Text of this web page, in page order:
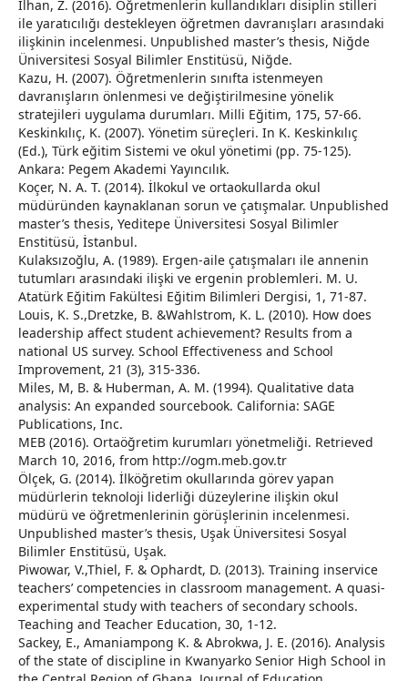
İlhan, Z. (2016). Öğretmenlerin kullandıkları disiplin stilleri
ile yaratıcılığı destekleyen öğretmen davranışları arasındaki
ilişkinin incelenmesi. Unpublished master’s thesis, Niğde
Üniversitesi Sosyal Bilimler Enstitüsü, Niğde.
Kazu, H. (2007). Öğretmenlerin sınıfta istenmeyen
davranışların önlenmesi ve değiştirilmesine yönelik
stratejileri uygulama durumları. Milli Eğitim, 175, 57-66.
Keskinkılıç, K. (2007). Yönetim süreçleri. In K. Keskinkılıç
(Ed.), Türk eğitim Sistemi ve okul yönetimi (pp. 75-125).
Ankara: Pegem Akademi Yayıncılık.
Koçer, N. A. T. (2014). İlkokul ve ortaokullarda okul
müdüründen kaynaklanan sorun ve çatışmalar. Unpublished
master’s thesis, Yeditepe Üniversitesi Sosyal Bilimler
Enstitüsü, İstanbul.
Kulaksızoğlu, A. (1989). Ergen-aile çatışmaları ile annenin
tutumları arasındaki ilişki ve ergenin problemleri. M. U.
Atatürk Eğitim Fakültesi Eğitim Bilimleri Dergisi, 1, 71-87.
Louis, K. S.,Dretzke, B. &Wahlstrom, K. L. (2010). How does
leadership affect student achievement? Results from a
national US survey. School Effectiveness and School
Improvement, 21 (3), 315-336.
Miles, M, B. & Huberman, A. M. (1994). Qualitative data
analysis: An expanded sourcebook. California: SAGE
Publications, Inc.
MEB (2016). Ortaöğretim kurumları yönetmeliği. Retrieved
March 10, 2016, from http://ogm.meb.gov.tr
Ölçek, G. (2014). İlköğretim okullarında görev yapan
müdürlerin teknoloji liderliği düzeylerine ilişkin okul
müdürü ve öğretmenlerinin görüşlerinin incelenmesi.
Unpublished master’s thesis, Uşak Üniversitesi Sosyal
Bilimler Enstitüsü, Uşak.
Piwowar, V.,Thiel, F. & Ophardt, D. (2013). Training inservice
teachers’ competencies in classroom management. A quasi-
experimental study with teachers of secondary schools.
Teaching and Teacher Education, 30, 1-12.
Sackey, E., Amaniampong K. & Abrokwa, J. E. (2016). Analysis
of the state of discipline in Kwanyarko Senior High School in